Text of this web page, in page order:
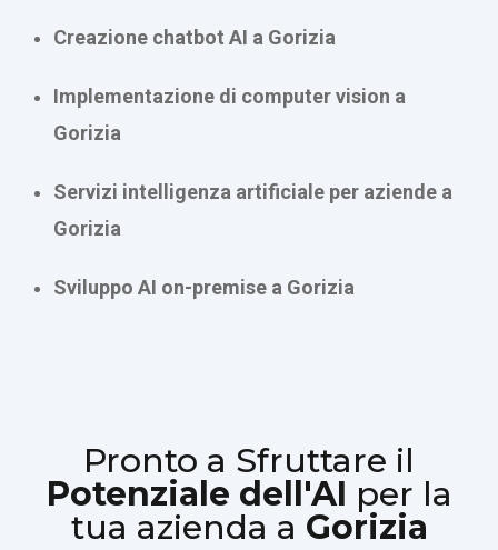
Creazione chatbot AI a Gorizia
Implementazione di computer vision a
Gorizia
Servizi intelligenza artificiale per aziende a
Gorizia
Sviluppo AI on-premise a Gorizia
Pronto a Sfruttare il
Potenziale dell'AI per la
tua azienda a Gorizia